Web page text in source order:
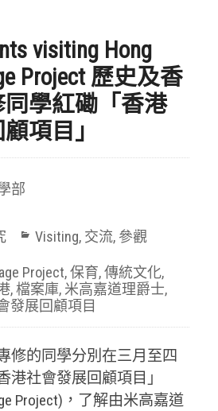
visiting Hong
Project 歷史及香
學紅磡「香港
項目」
部
Visiting, 交流, 參觀
Project,保育,傳統文化,
,檔案庫, 米高嘉道理爵士,
發展回顧項目
修的同學分別在三月至四
港社會發展回顧項目」
Project)，了解由米高嘉道